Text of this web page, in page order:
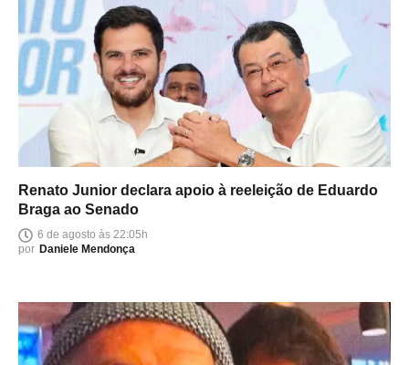
Renato Junior declara apoio à reeleição de Eduardo
Braga ao Senado
6 de agosto às 22:05h
por Daniele Mendonça